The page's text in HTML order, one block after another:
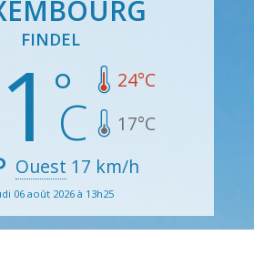
FINDEL
24°C
17°C
Ouest 17 km/h
06 août 2026 à 13h25